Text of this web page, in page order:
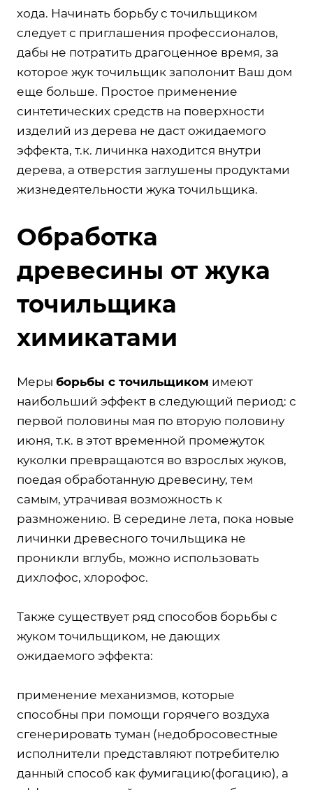
хода. Начинать борьбу с точильщиком
следует с приглашения профессионалов,
дабы не потратить драгоценное время, за
которое жук точильщик заполонит Ваш дом
еще больше. Простое применение
синтетических средств на поверхности
изделий из дерева не даст ожидаемого
эффекта, т.к. личинка находится внутри
дерева, а отверстия заглушены продуктами
жизнедеятельности жука точильщика.
Обработка
древесины от жука
точильщика
химикатами
Меры борьбы с точильщиком имеют
наибольший эффект в следующий период: с
первой половины мая по вторую половину
июня, т.к. в этот временной промежуток
куколки превращаются во взрослых жуков,
поедая обработанную древесину, тем
самым, утрачивая возможность к
размножению. В середине лета, пока новые
личинки древесного точильщика не
проникли вглубь, можно использовать
дихлофос, хлорофос.
Также существует ряд способов борьбы с
жуком точильщиком, не дающих
ожидаемого эффекта:
применение механизмов, которые
способны при помощи горячего воздуха
сгенерировать туман (недобросовестные
исполнители представляют потребителю
данный способ как фумигацию(фогацию), а